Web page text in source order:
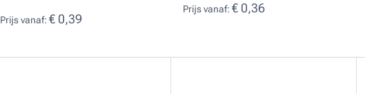
Prijs vanaf: € 0,39
Prijs vanaf: € 0,36